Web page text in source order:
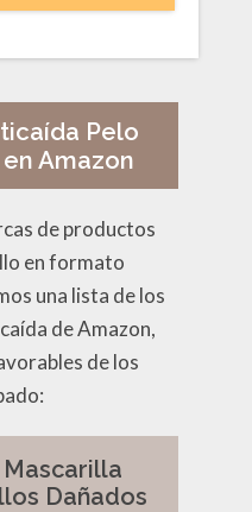
Pelo
Amazon
de productos
en formato
una lista de los
de Amazon,
de los
Mascarilla
Dañados